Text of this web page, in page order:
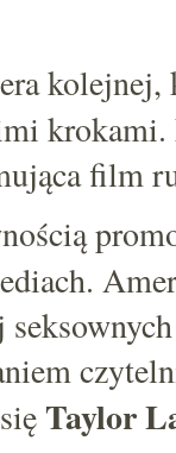
kolejnej,
krokami.
film
Taylor